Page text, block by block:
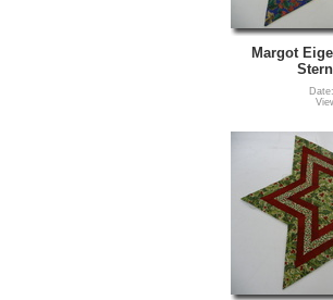
Margot